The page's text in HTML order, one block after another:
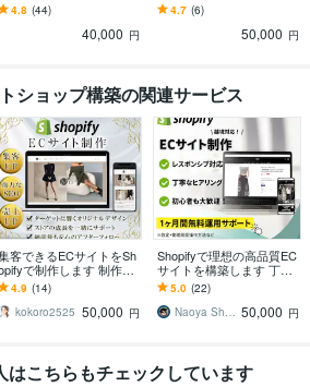
ップ初めてさんも安心
してお任せ下さい★
4.8 (44)
40,000 円
ンキングを受賞したネッ
トショップ作成実績！
4.7 (6)
50,000 円
ショップ構築の関連サービス
客できるECサイトをSh
で制作します 制作実
100件｜初心者安心｜丸
投げOK｜売れるECサイト
4.9 (14)
kokoro2525 50,000 円
Shopifyで理想の高品質EC
サイトを構築します 丁寧
なサポート＆高品質ECサ
イト
5.0 (22)
Naoya Shopify構築 50,000 円
はこちらもチェックしています